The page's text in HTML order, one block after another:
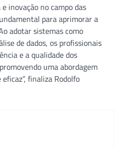
inovação no campo das
para aprimorar a
adotar sistemas como
de dados, os profissionais
e a qualidade dos
uma abordagem
finaliza Rodolfo